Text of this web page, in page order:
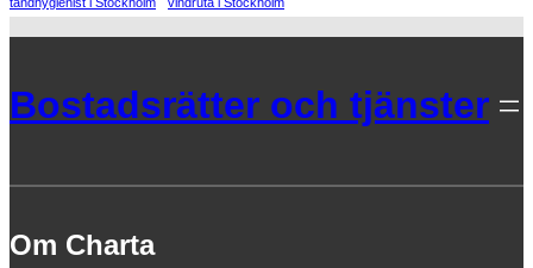
Bostadsrätter och tjänster
Om Charta